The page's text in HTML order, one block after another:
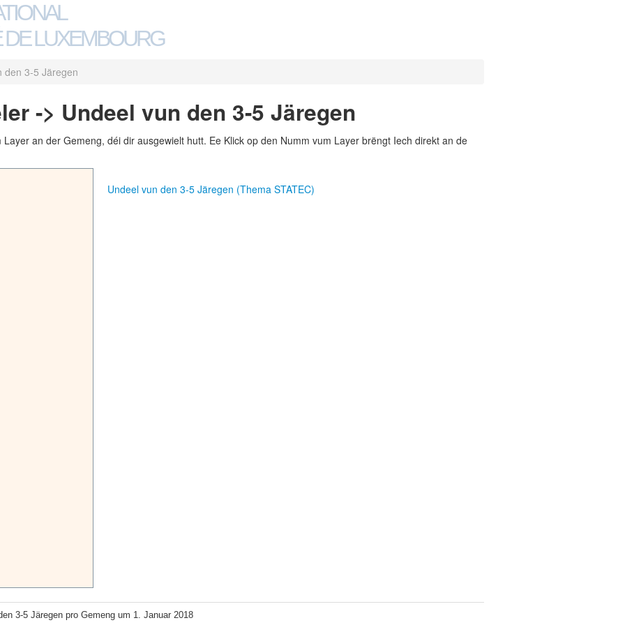
LUXEMBOURG
den 3-5 Järegen
-> Undeel vun den 3-5 Järegen
an der Gemeng, déi dir ausgewielt hutt. Ee Klick op den Numm vum Layer brëngt Iech direkt an de
Undeel vun den 3-5 Järegen (Thema STATEC)
3-5 Järegen pro Gemeng um 1. Januar 2018